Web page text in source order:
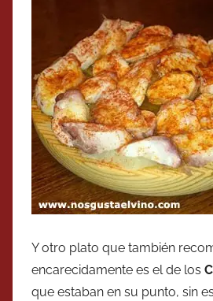
Y otro plato que también
encarecidamente es el de los
que estaban en su punto, sin